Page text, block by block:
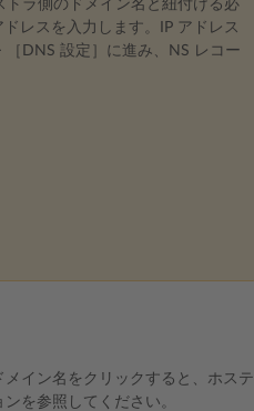
ラ側のドメイン名と紐付ける必
レスを入力します。IP アドレス
［DNS 設定］に進み、NS レコー
イン名をクリックすると、ホステ
ンを参照してください。